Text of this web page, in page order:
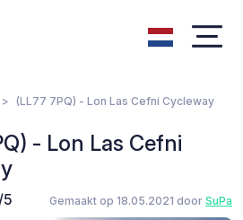
(LL77 7PQ) - Lon Las Cefni Cycleway
- Lon Las Cefni
5 Gemaakt op 18.05.2021 door SuPa